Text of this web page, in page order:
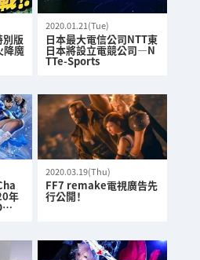
別版
降魔
2020.01.21(Tue)
日本最大電信公司NTT東
日本將設立電競公司—N
TTe-Sports
年
2020.03.19(Thu)
FF7 remake電視廣告先
行公開！